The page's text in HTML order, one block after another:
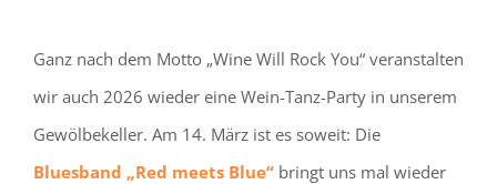
Ganz nach dem Motto „Wine Will Rock You“ veranstalten
wir auch 2026 wieder eine Wein-Tanz-Party in unserem
Gewölbekeller. Am 14. März ist es soweit: Die
Bluesband „Red meets Blue“bringt uns mal wieder